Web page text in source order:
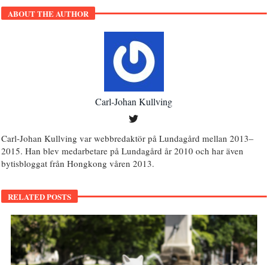
ABOUT THE AUTHOR
Carl-Johan Kullving
Carl-Johan Kullving var webbredaktör på Lundagård mellan 2013–
2015. Han blev medarbetare på Lundagård år 2010 och har även
bytisbloggat från Hongkong våren 2013.
RELATED POSTS